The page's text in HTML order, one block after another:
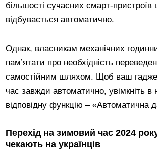
більшості сучасних смарт-пристроїв
відбувається автоматично.
Однак, власникам механічних
пам’ятати про необхідність
самостійним шляхом. Щоб ваш
час завжди автоматично, увімкніть
відповідну функцію – «Автоматична
Перехід на зимовий час 2024
чекають на українців